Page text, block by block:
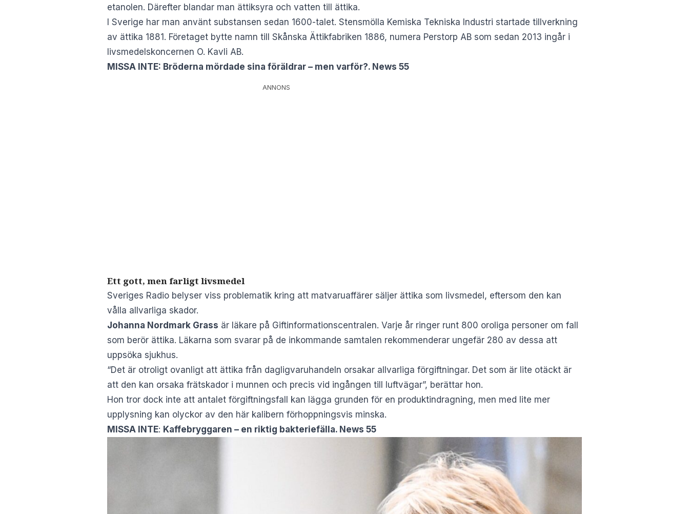
etanolen. Därefter blandar man ättiksyra och vatten till ättika.
I Sverige har man använt substansen sedan 1600-talet. Stensmölla Kemiska Tekniska Industri startade tillverkning
av ättika 1881. Företaget bytte namn till Skånska Ättikfabriken 1886, numera Perstorp AB som sedan 2013 ingår i
livsmedelskoncernen O. Kavli AB.
MISSA INTE: Bröderna mördade sina föräldrar – men varför?. News 55
ANNONS
Ett gott, men farligt livsmedel
Sveriges Radio belyser viss problematik kring att matvaruaffärer säljer ättika som livsmedel, eftersom den kan
vålla allvarliga skador.
Johanna Nordmark Grass är läkare på Giftinformationscentralen. Varje år ringer runt 800 oroliga personer om fall
som berör ättika. Läkarna som svarar på de inkommande samtalen rekommenderar ungefär 280 av dessa att
uppsöka sjukhus.
“Det är otroligt ovanligt att ättika från dagligvaruhandeln orsakar allvarliga förgiftningar. Det som är lite otäckt är
att den kan orsaka frätskador i munnen och precis vid ingången till luftvägar”, berättar hon.
Hon tror dock inte att antalet förgiftningsfall kan lägga grunden för en produktindragning, men med lite mer
upplysning kan olyckor av den här kalibern förhoppningsvis minska.
MISSA INTE: Kaffebryggaren – en riktig bakteriefälla. News 55